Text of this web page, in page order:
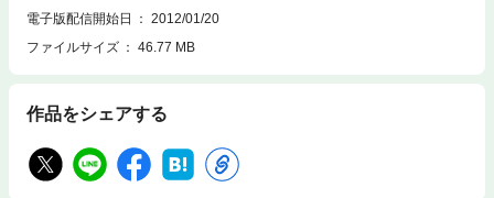
電子版配信開始日
2012/01/20
ファイルサイズ
46.77 MB
作品をシェアする